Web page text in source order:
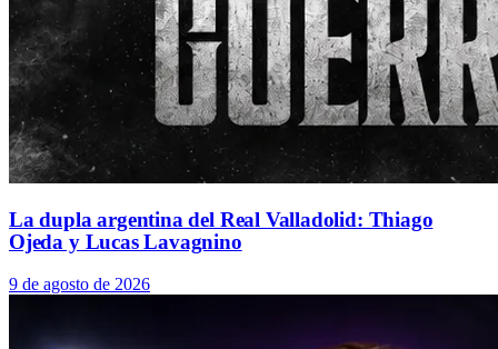
La dupla argentina del Real Valladolid: Thiago
Ojeda y Lucas Lavagnino
9 de agosto de 2026